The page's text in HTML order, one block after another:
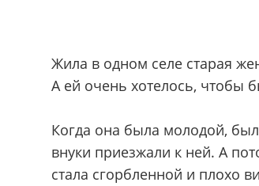
Жила в одном селе старая
А ей очень хотелось, чтобы
Когда она была молодой,
внуки приезжали к ней. А
стала сгорбленной и плохо